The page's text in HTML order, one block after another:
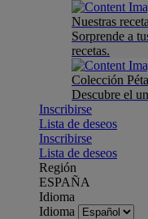
Nuestras
Sorprende a
recetas.
Colección
Descubre el
Inscribirse
Lista de deseos
Inscribirse
Lista de deseos
Región
ESPAÑA
Idioma
Idioma